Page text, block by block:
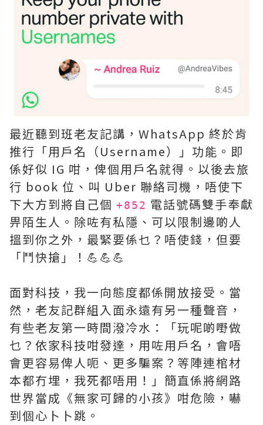
最近聽到班老友記講，WhatsApp 終於肯
推行「用戶名（Username）」功能。即
係好似 IG 咁，俾個用戶名就得。以後去旅
行 book 位、叫 Uber 聯絡司機，唔使下
下大方到將自己個 +852 電話號碼雙手奉獻
畀陌生人。除咗有私隱、可以限制邊啲人
搵到你之外，最緊要係乜？唔使錢，但要
「鬥快搶」！💪💪💪
面對科技，我一向態度都係開放接受。當
然，老友記群組入面永遠有另一種聲音，
有些老友第一時間潑冷水：「玩呢啲嘢做
乜？依家科技咁發達，用咗用戶名，會唔
會更容易俾人呃、更多騙案？等陣連棺材
本都冇埋，我死都唔用！」簡直係將網路
世界當成《無家可歸的小孩》咁危險，嚇
到個心卜卜跳。